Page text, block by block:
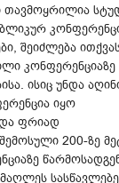
თავმოყრილია
შეიძლება
კონფერენციაზე
ისიც უნდა
იყო
ფრიად
200-ზე